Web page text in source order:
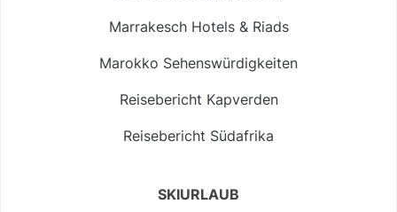
Marrakesch Hotels & Riads
Marokko Sehenswürdigkeiten
Reisebericht Kapverden
Reisebericht Südafrika
SKIURLAUB